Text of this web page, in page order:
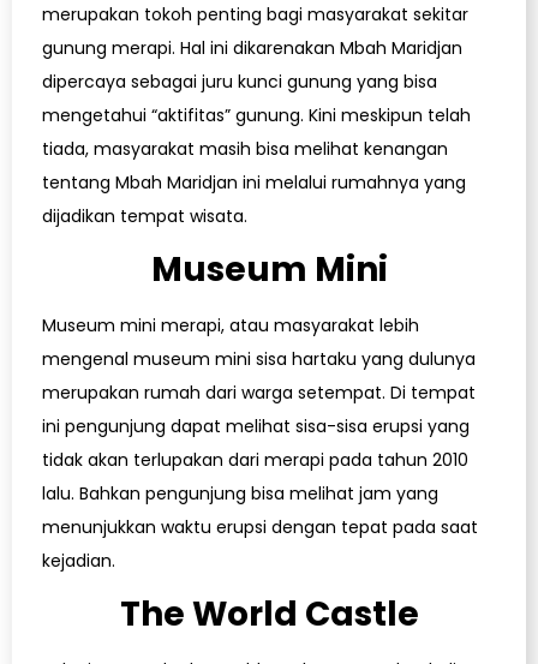
merupakan tokoh penting bagi masyarakat sekitar
gunung merapi. Hal ini dikarenakan Mbah Maridjan
dipercaya sebagai juru kunci gunung yang bisa
mengetahui “aktifitas” gunung. Kini meskipun telah
tiada, masyarakat masih bisa melihat kenangan
tentang Mbah Maridjan ini melalui rumahnya yang
dijadikan tempat wisata.
Museum Mini
Museum mini merapi, atau masyarakat lebih
mengenal museum mini sisa hartaku yang dulunya
merupakan rumah dari warga setempat. Di tempat
ini pengunjung dapat melihat sisa-sisa erupsi yang
tidak akan terlupakan dari merapi pada tahun 2010
lalu. Bahkan pengunjung bisa melihat jam yang
menunjukkan waktu erupsi dengan tepat pada saat
kejadian.
The World Castle